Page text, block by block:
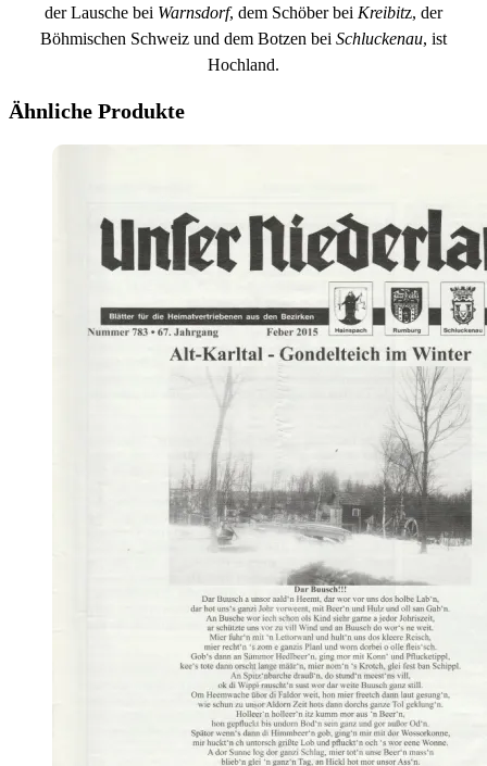
der Lausche bei Warnsdorf, dem Schöber bei Kreibitz, der
Böhmischen Schweiz und dem Botzen bei Schluckenau, ist
Hochland.
Ähnliche Produkte